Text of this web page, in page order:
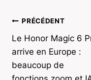
Navigation
de
l’article
PRÉCÉDENT
Le Honor Magic 6
arrive en Europe :
beaucoup de